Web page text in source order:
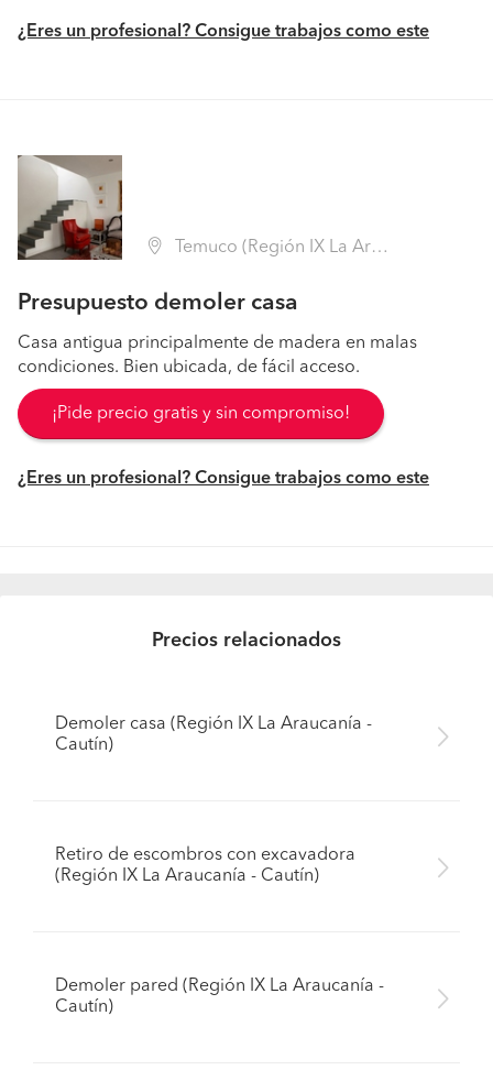
¿Eres un profesional? Consigue trabajos como este
Temuco (Región IX La Araucanía - Cautín)
Presupuesto demoler casa
Casa antigua principalmente de madera en malas
condiciones. Bien ubicada, de fácil acceso.
¡Pide precio gratis y sin compromiso!
¿Eres un profesional? Consigue trabajos como este
Precios relacionados
Demoler casa (Región IX La Araucanía -
Cautín)
Retiro de escombros con excavadora
(Región IX La Araucanía - Cautín)
Demoler pared (Región IX La Araucanía -
Cautín)